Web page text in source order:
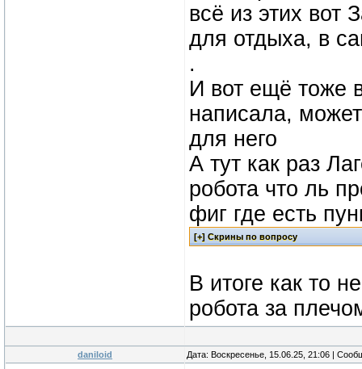
всё из этих вот
для отдыха, в
.
И вот ещё тоже
написала,
для него
А тут как раз
робота что ль
фиг где есть
В итоге как то
робота за
daniloid Дата: Воскресенье, 15.06.25, 21:06 |